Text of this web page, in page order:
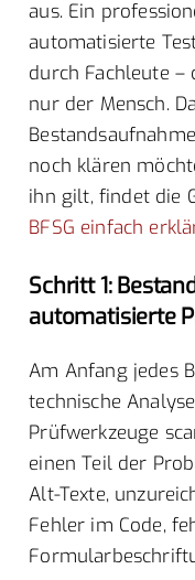
aus. Ein
automatisierte
durch Fachleute
nur der Mensch.
noch klären
ihn gilt, findet die
BFSG einfach
Schritt 1:
automatisierte
Am Anfang jedes
technische
Prüfwerkzeuge
einen Teil der
Alt-Texte,
Fehler im Code,